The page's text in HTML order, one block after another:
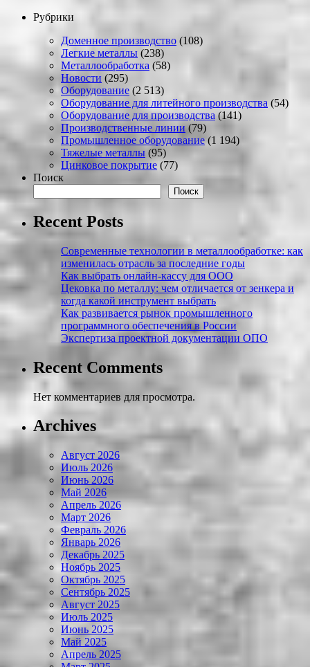
Рубрики
Доменное производство (108)
Легкие металлы (238)
Металлообработка (58)
Новости (295)
Оборудование (2 513)
Оборудование для литейного производства (54)
Оборудование для производства (141)
Производственные линии(79)
Промышленное оборудование(1 194)
Тяжелые металлы (95)
Цинковое покрытие (77)
Поиск
Поиск
Recent Posts
Современные технологии в металлообработке: как
изменилась отрасль за последние годы
Как выбрать онлайн-кассу для ООО
Цековка по металлу: чем отличается от зенкера и
когда какой инструмент выбрать
Как развивается рынок промышленного
программного обеспечения в России
Экспертиза проектной документации ОПО
Recent Comments
Нет комментариев для просмотра.
Archives
Август 2026
Июль 2026
Июнь 2026
Май 2026
Апрель 2026
Март 2026
Февраль 2026
Январь 2026
Декабрь 2025
Ноябрь 2025
Октябрь 2025
Сентябрь 2025
Август 2025
Июль 2025
Июнь 2025
Май 2025
Апрель 2025